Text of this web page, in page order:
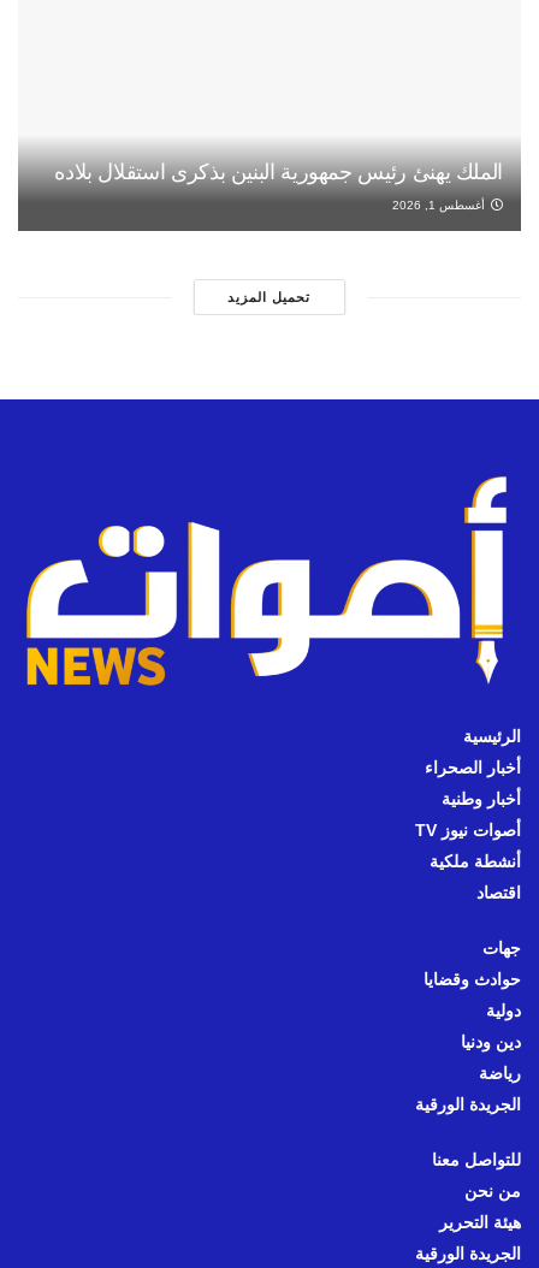
الملك يهنئ رئيس جمهورية البنين بذكرى استقلال بلاده
أغسطس 1, 2026
تحميل المزيد
الرئيسية
أخبار الصحراء
أخبار وطنية
أصوات نيوز TV
أنشطة ملكية
اقتصاد
جهات
حوادث وقضايا
دولية
دين ودنيا
رياضة
الجريدة الورقية
للتواصل معنا
من نحن
هيئة التحرير
الجريدة الورقية